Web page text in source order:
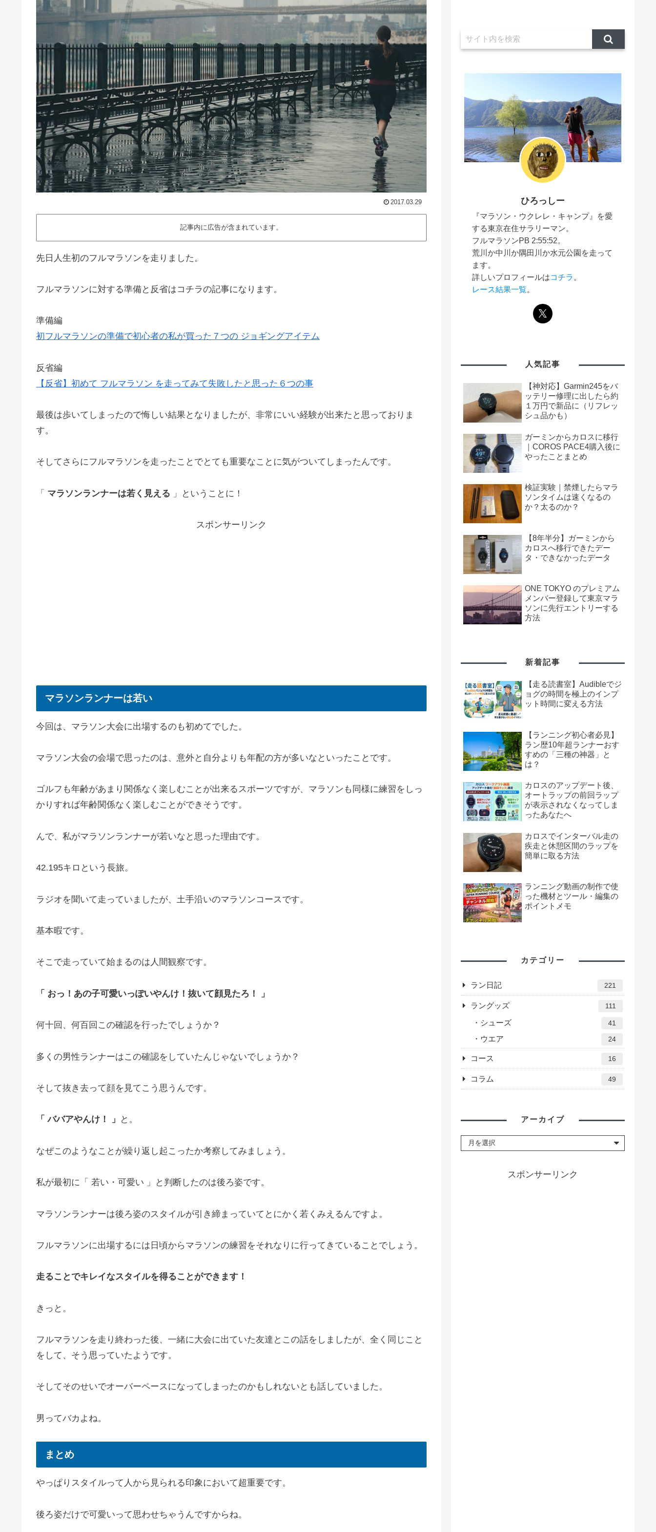
2017.03.29
記事内に広告が含まれています。
先日人生初のフルマラソンを走りました。
フルマラソンに対する準備と反省はコチラの記事になります。
準備編
初フルマラソンの準備で初心者の私が買った７つの ジョギングアイテム
反省編
【反省】初めて フルマラソン を走ってみて失敗したと思った６つの事
最後は歩いてしまったので悔しい結果となりましたが、非常にいい経験が出来たと思っておりま
す。
そしてさらにフルマラソンを走ったことでとても重要なことに気がついてしまったんです。
「 マラソンランナーは若く見える 」ということに！
スポンサーリンク
マラソンランナーは若い
今回は、マラソン大会に出場するのも初めてでした。
マラソン大会の会場で思ったのは、意外と自分よりも年配の方が多いなといったことです。
ゴルフも年齢があまり関係なく楽しむことが出来るスポーツですが、マラソンも同様に練習をしっ
かりすれば年齢関係なく楽しむことができそうです。
んで、私がマラソンランナーが若いなと思った理由です。
42.195キロという長旅。
ラジオを聞いて走っていましたが、土手沿いのマラソンコースです。
基本暇です。
そこで走っていて始まるのは人間観察です。
「 おっ！あの子可愛いっぽいやんけ！抜いて顔見たろ！ 」
何十回、何百回この確認を行ったでしょうか？
多くの男性ランナーはこの確認をしていたんじゃないでしょうか？
そして抜き去って顔を見てこう思うんです。
「 ババアやんけ！ 」 と。
なぜこのようなことが繰り返し起こったか考察してみましょう。
私が最初に「 若い・可愛い 」と判断したのは後ろ姿です。
マラソンランナーは後ろ姿のスタイルが引き締まっていてとにかく若くみえるんですよ。
フルマラソンに出場するには日頃からマラソンの練習をそれなりに行ってきていることでしょう。
走ることでキレイなスタイルを得ることができます！
きっと。
フルマラソンを走り終わった後、一緒に大会に出ていた友達とこの話をしましたが、全く同じこと
をして、そう思っていたようです。
そしてそのせいでオーバーペースになってしまったのかもしれないとも話していました。
男ってバカよね。
まとめ
やっぱりスタイルって人から見られる印象において超重要です。
後ろ姿だけで可愛いって思わせちゃうんですからね。
ひろっしー
『マラソン・ウクレレ・キャンプ』を愛
する東京在住サラリーマン。
フルマラソンPB 2:55:52。
荒川か中川か隅田川か水元公園を走って
ます。
詳しいプロフィールはコチラ 。
レース結果一覧。
人気記事
【神対応】Garmin245をバ
ッテリー修理に出したら約
１万円で新品に（リフレッ
シュ品かも）
ガーミンからカロスに移行
｜COROS PACE4購入後に
やったことまとめ
検証実験｜禁煙したらマラ
ソンタイムは速くなるの
か？太るのか？
【8年半分】ガーミンから
カロスへ移行できたデー
タ・できなかったデータ
ONE TOKYO のプレミアム
メンバー登録して東京マラ
ソンに先行エントリーする
方法
新着記事
【走る読書室】Audibleでジ
ョグの時間を極上のインプ
ット時間に変える方法
【ランニング初心者必見】
ラン歴10年超ランナーおす
すめの「三種の神器」と
は？
カロスのアップデート後、
オートラップの前回ラップ
が表示されなくなってしま
ったあなたへ
カロスでインターバル走の
疾走と休憩区間のラップを
簡単に取る方法
ランニング動画の制作で使
った機材とツール・編集の
ポイントメモ
カテゴリー
ラン日記 221
ラングッズ 111
シューズ 41
ウエア 24
コース 16
コラム 49
アーカイブ
スポンサーリンク